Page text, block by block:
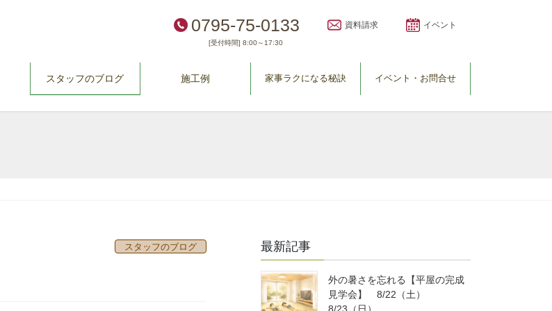
0795-75-0133
[受付時間] 8:00～17:30
資料請求 イベント
スタッフのブログ 施工例 家事ラクになる秘訣 イベント・お問合せ
スタッフのブログ 最新記事
外の暑さを忘れる【平屋の完成
見学会】 8/22（土）